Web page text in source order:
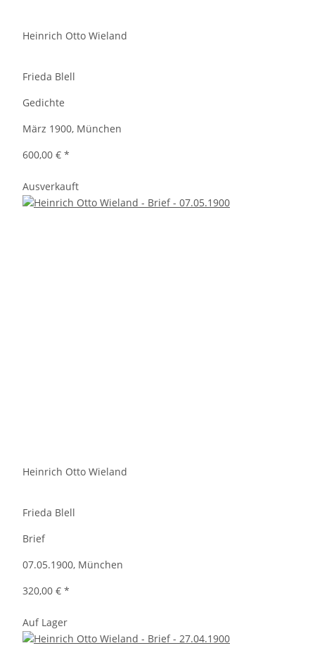
Heinrich Otto Wieland
Frieda Blell
Gedichte
März 1900, München
600,00 € *
Ausverkauft
Heinrich Otto Wieland
Frieda Blell
Brief
07.05.1900, München
320,00 € *
Auf Lager